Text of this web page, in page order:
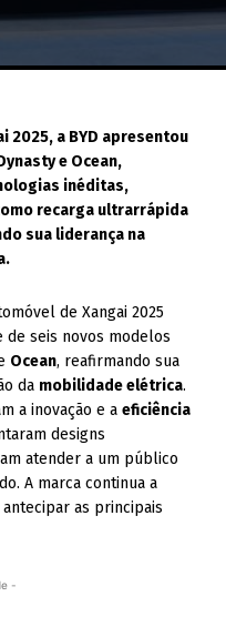
2025, a BYD apresentou
e Ocean,
inéditas,
recarga ultrarrápida
sua liderança na
de Xangai 2025
de seis novos modelos
Ocean, reafirmando sua
da mobilidade elétrica.
a inovação e aeficiência
designs
atender a um público
A marca continua a
as principais
-